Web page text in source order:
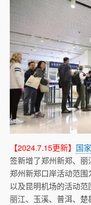
【2024.7.15更新】 国
签新增了郑州新郑、
郑州新郑口岸活动范
以及昆明机场的活动范
丽江、玉溪、普洱、